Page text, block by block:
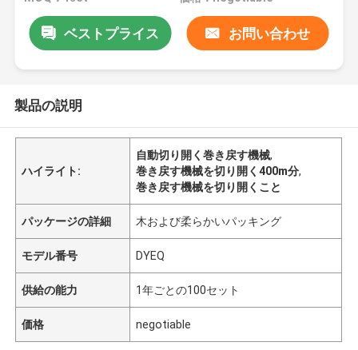
ベストプライス お問い合わせ
製品の説明
ハイライト:
自動切り開く巻き戻す機械,
巻き戻す機械を切り開く400m分,
巻き戻す機械を切り開くこと
パッケージの詳細 木および柔らかいパッキング
モデル番号 DYEQ
供給の能力 1年ごとの100セット
価格 negotiable